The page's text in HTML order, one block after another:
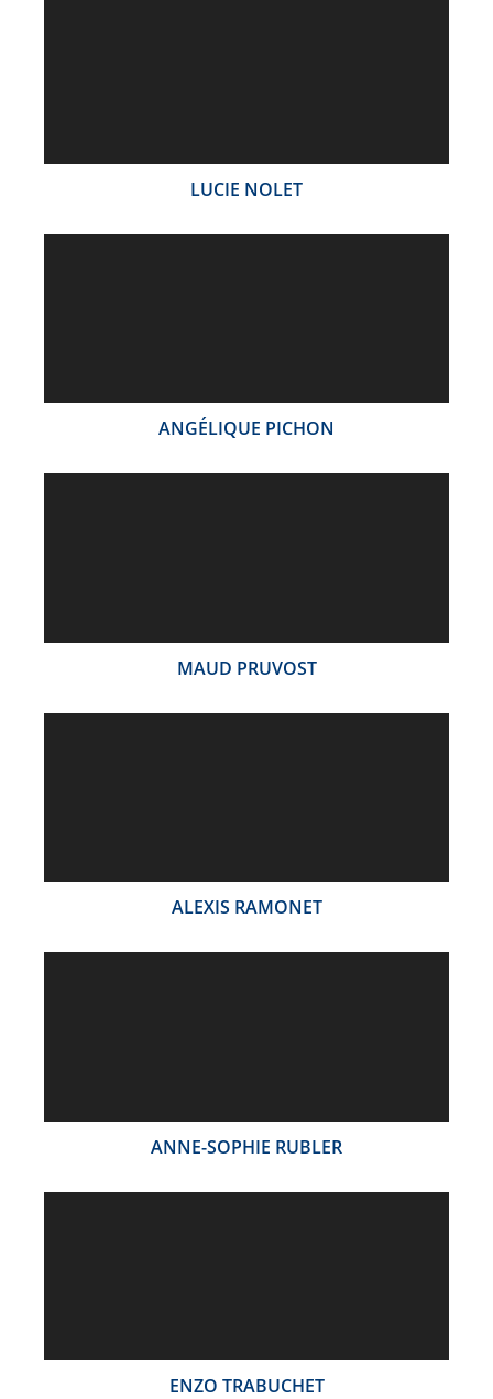
LUCIE NOLET
ANGÉLIQUE PICHON
MAUD PRUVOST
ALEXIS RAMONET
ANNE-SOPHIE RUBLER
ENZO TRABUCHET